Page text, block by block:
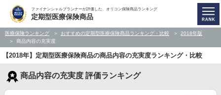
ファイナンシャルプランナーが評価した、オリコン保険商品ランキング
定期型医療保険商品
医療保険ランキング おすすめの定期型医療保険商品ランキング・比較
2018年版
商品内容の充実度
【2018年】定期型医療保険商品の商品内容の充実度ランキング・比較
商品内容の充実度 評価ランキング